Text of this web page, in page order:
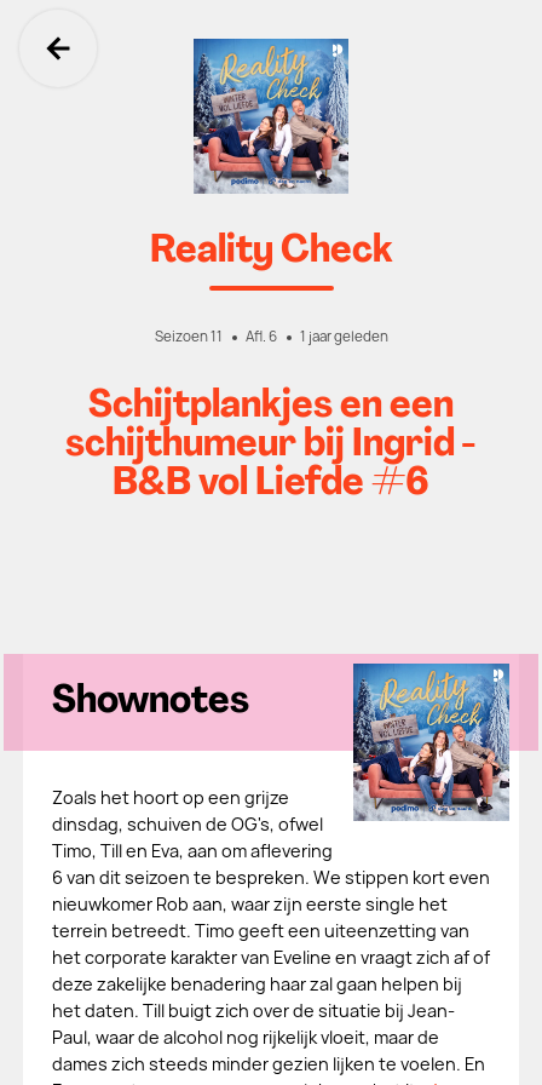
Ga terug
Reality Check
Seizoen 11 Afl. 6 1 jaar geleden
Schijtplankjes en een
schijthumeur bij Ingrid -
B&B vol Liefde #6
Shownotes
Zoals het hoort op een grijze
dinsdag, schuiven de OG's, ofwel
Timo, Till en Eva, aan om aflevering
6 van dit seizoen te bespreken. We stippen kort even
nieuwkomer Rob aan, waar zijn eerste single het
terrein betreedt. Timo geeft een uiteenzetting van
het corporate karakter van Eveline en vraagt zich af of
deze zakelijke benadering haar zal gaan helpen bij
het daten. Till buigt zich over de situatie bij Jean-
Paul, waar de alcohol nog rijkelijk vloeit, maar de
dames zich steeds minder gezien lijken te voelen. En